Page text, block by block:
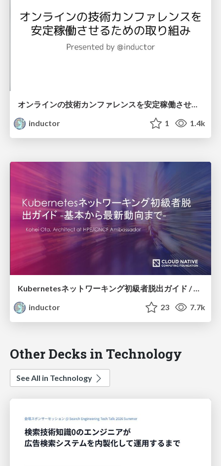
オンラインの技術カンファレンスを安定稼働させるための取り組み / SRE activity for online conference platform
inductor
1 1.4k
Kubernetesネットワーキング初級者脱出ガイド / Kubernetes networking beginner's guide
inductor
23 7.7k
Other Decks in Technology
See All in Technology